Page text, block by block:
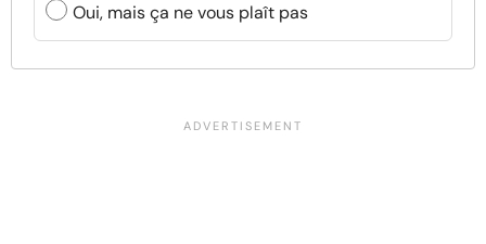
Oui, mais ça ne vous plaît pas